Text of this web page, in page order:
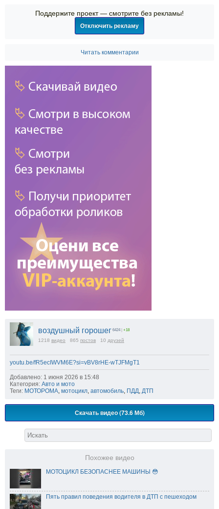
Поддержите проект — смотрите без рекламы!
Отключить рекламу
Читать комментарии
воздушный горошег 6424 +18
1218 видео 865 постов 10 друзей
youtu.be/fR5ecIWVM6E?si=vBV8rHE-wTJFMgT1
Добавлено: 1 июня 2026 в 15:48
Категория: Авто и мото
Теги: МОТОРОМА, мотоцикл, автомобиль, ПДД, ДТП
Скачать видео (73.6 Мб)
Похожее видео
МОТОЦИКЛ БЕЗОПАСНЕЕ МАШИНЫ 😳
Пять правил поведения водителя в ДТП с пешеходом